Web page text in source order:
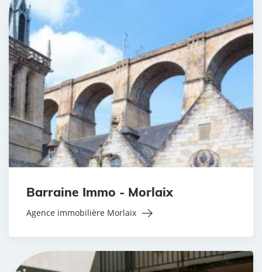
Barraine Immo - Morlaix
Agence immobilière Morlaix